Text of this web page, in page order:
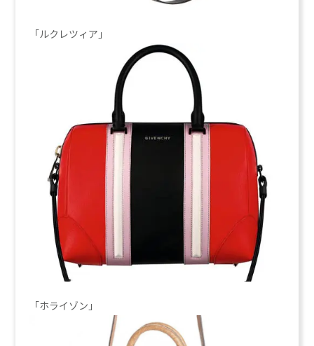
「ルクレツィア」
「ホライゾン」